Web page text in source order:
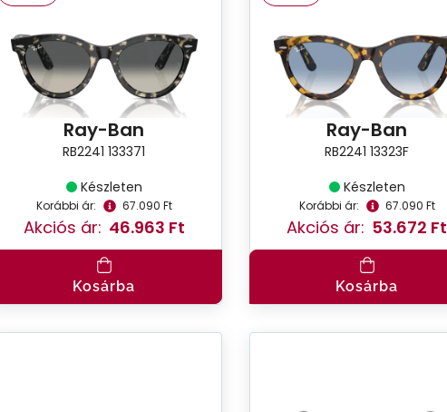
Ray-Ban
RB2241 133371
Készleten
Korábbi ár: 67.090 Ft
Akciós ár: 46.963 Ft
Kosárba
Ray-Ban
RB2241 13323F
Készleten
Korábbi ár: 67.090 Ft
Akciós ár: 53.672 Ft
Kosárba